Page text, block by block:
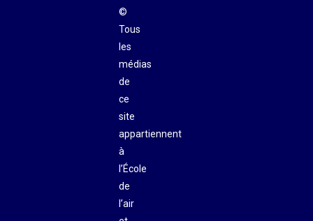
©
Tous
les
médias
de
ce
site
appartiennent
à
l’École
de
l’air